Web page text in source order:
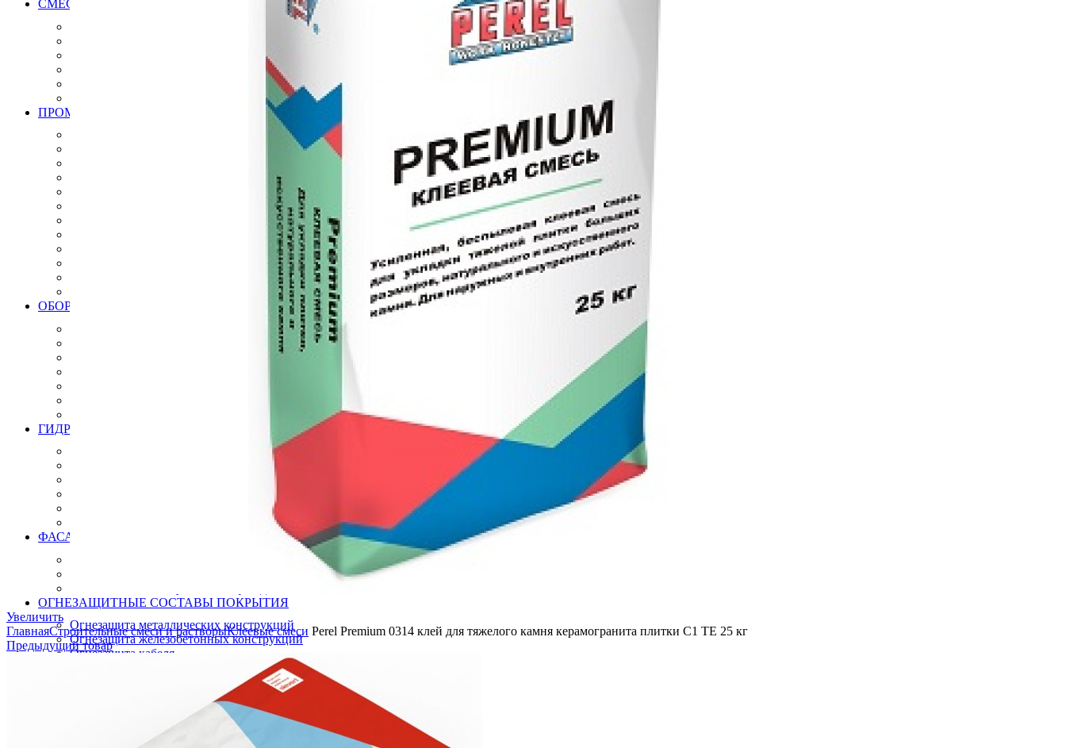
СМЕСИ РАСТВОРЫ ДЛЯ МОЩЕНИЯ БРУСЧАТКИ, КАМНЯ
Клей и затирка для плит натурального камня
Затирка для плит натурального камня
ПРОМЫШЛЕННЫЕ ПОЛЫ
ОБОРУДОВАНИЕ ИНСТРУМЕНТЫ ДЛЯ ПРОМЫШЛЕННЫХ ПОЛОВ
ГИДРОИЗОЛЯЦИЯ
Полиуретановая мастика гидроизоляция
ФАСАДНЫЕ СИСТЕМЫ УТЕПЛЕНИЯ
ОГНЕЗАЩИТНЫЕ СОСТАВЫ ПОКРЫТИЯ
Огнезащита металлических конструкций
Огнезащита железобетонных конструкций
Огнезащита кабеля
Огнезащита композитных материалов
Огнезащита лстк и оцинкованных профилей
ЛАКОКРАСОЧНЫЕ МАТЕРИАЛЫ
Увеличить
ГлавнаяСтроительные смеси и растворыКлеевые смеси Perel Premium 0314 клей для тяжелого камня керамогранита плитки С1 ТE 25 кг
Предыдущий товар